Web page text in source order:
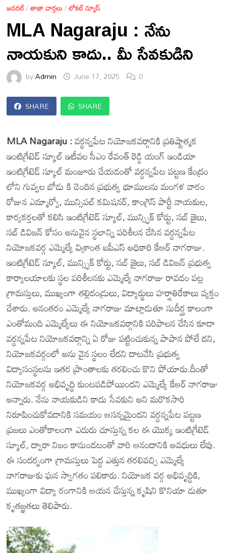
జనరల్/తాజా వార్తలు/లోకల్ న్యూస్
MLA Nagaraju : నేను
నాయకుని కాదు.. మీ సేవకుడిని
byAdmin June 17, 2025 0
SHARE SHARE
MLA Nagaraju :వర్ధన్నపేట నియోజకవర్గానికి ప్రతిష్టాత్మక
ఇంటిగ్రేటెడ్ స్కూల్ ఇటీవల సీఎం రేవంత్ రెడ్డి యంగ్ ఇండియా
ఇంటిగ్రేటెడ్ స్కూల్ మంజూరు చేయడంతో వర్ధన్నపేట పట్టణ కేంద్రం
లోని గువ్వల బోడు కి చెందిన ప్రభుత్వ భూములను మంగళ వారం
రోజున ఎమ్మార్వో, మున్సిపల్ కమిషనర్, కాంగ్రెస్ పార్టీ నాయకుల,
కార్యకర్తలతో కలిసి ఇంటిగ్రేటెడ్ స్కూల్, మున్స్ఫిక్ కోర్టు, సబ్ జైలు,
సబ్ డివిజన్ కోసం అనువైన స్థలాన్ని పరిశీలన చేసిన వర్ధన్నపేట
నియోజకవర్గ ఎమ్మెల్యే విశ్రాంత ఐపీఎస్ అధికారి కేఆర్ నాగరాజు.
ఇంటిగ్రేటెడ్ స్కూల్, మున్స్ఫిక్ కోర్టు, సబ్ జైలు, సబ్ డివిజన్ ప్రభుత్వ
కార్యాలయాలకు స్థల పరిశీలనకు ఎమ్మెల్యే నాగరాజు రావడం పట్ల
గ్రామస్తులు, ముఖ్యంగా తల్లిదండ్రులు, విద్యార్థులు హర్షాతిరేకాలు వ్యక్తం
చేశారు. అనంతరం ఎమ్మెల్యే నాగరాజు మాట్లాడుతూ సుదీర్ఘ కాలంగా
ఎంతోమంది ఎమ్మెల్యేలు ఈ నియోజకవర్గానికి పరిపాలన చేసిన కూడా
వర్ధన్నపేట నియోజకవర్గాన్ని ఏ రోజు పట్టించుకున్న పాపాన పోలే దని,
నియోజకవర్గంలో అను వైన స్థలం లేదని దాటవేసి ప్రభుత్వ
విద్యాసంస్థలను ఇతర ప్రాంతాలకు తరలించు కొని పోయారు.దీంతో
నియోజకవర్గ అభివృద్ధి కుంటపడిపోయిందని ఎమ్మెల్యే కేఆర్ నాగరాజు
అన్నారు. నేను నాయకుడిని కాదు సేవకుని అని మరొకసారి
నిరూపించుకోవడానికి సమయం ఆసన్నమైందని వర్ధన్నపేట పట్టణ
ప్రజలు ఎంతోకాలంగా ఎదురు చూస్తున్న కల ఈ యొక్క ఇంటిగ్రేటెడ్
స్కూల్, ద్వారా నిజం కానుండటంతో వారి ఆనందానికి అవధులు లేవు.
ఈ సందర్భంగా గ్రామస్తులు పెద్ద ఎత్తున తరలివచ్చి ఎమ్మెల్యే
నాగరాజుకు ఘన స్వాగతం పలికారు. నియోజక వర్గ అభివృద్ధికి,
ముఖ్యంగా విద్యా రంగానికి ఆయన చేస్తున్న కృషిని కొనియా డుతూ
కృతజ్ఞతలు తెలిపారు.